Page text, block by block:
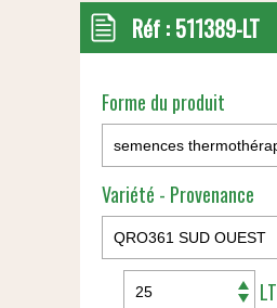
Réf : 511389-LT
Forme du produit
Variété - Provenance
LT